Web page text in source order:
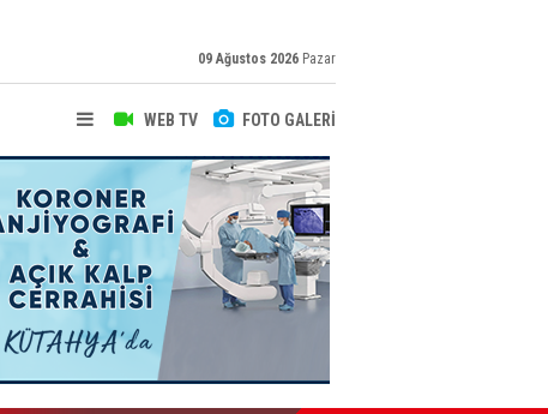
09 Ağustos 2026 Pazar
WEB TV FOTO GALERİ